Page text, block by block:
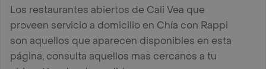
Los restaurantes abiertos de Cali Vea que
proveen servicio a domicilio en Chía con Rappi
son aquellos que aparecen disponibles en esta
página, consulta aquellos mas cercanos a tu